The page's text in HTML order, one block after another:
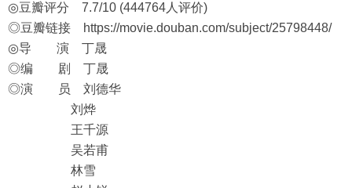
◎豆瓣评分 7.7/10 (444764人评价)
◎豆瓣链接
https://movie.douban.com/subject/25798448/
◎导 演 丁晟
◎编 剧 丁晟
◎演 员 刘德华
刘烨
王千源
吴若甫
林雪